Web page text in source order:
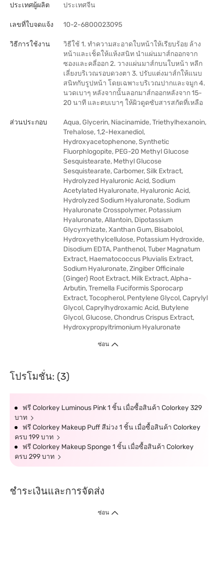
ประเทศผู้ผลิต ประเทศจีน
เลขที่ใบจดแจ้ง 10-2-6800023095
วิธีการใช้งาน
วิธีใช้ 1. ทำความสะอาดใบหน้าให้เรียบร้อย ล้าง
หน้าและเช็ดให้แห้งสนิท นำแผ่นมาส์กออกจาก
ซองและคลี่ออก 2. วางแผ่นมาส์กบนใบหน้า หลีก
เลี่ยงบริเวณรอบดวงตา 3. ปรับแต่งมาส์กให้แนบ
สนิทกับรูปหน้า โดยเฉพาะบริเวณปากและจมูก 4.
นวดเบาๆ หลังจากนั้นลอกมาส์กออกหลังจาก 15-
20 นาที และตบเบาๆ ให้ผิวดูดซับสารสกัดที่เหลือ
ส่วนประกอบ
Aqua, Glycerin, Niacinamide, Triethylhexanoin,
Trehalose, 1,2-Hexanediol,
Hydroxyacetophenone, Synthetic
Fluorphlogopite, PEG-20 Methyl Glucose
Sesquistearate, Methyl Glucose
Sesquistearate, Carbomer, Silk Extract,
Hydrolyzed Hyaluronic Acid, Sodium
Acetylated Hyaluronate, Hyaluronic Acid,
Hydrolyzed Sodium Hyaluronate, Sodium
Hyaluronate Crosspolymer, Potassium
Hyaluronate, Allantoin, Dipotassium
Glycyrrhizate, Xanthan Gum, Bisabolol,
Hydroxyethylcellulose, Potassium Hydroxide,
Disodium EDTA, Panthenol, Tuber Magnatum
Extract, Haematococcus Pluvialis Extract,
Sodium Hyaluronate, Zingiber Officinale
(Ginger) Root Extract, Milk Extract, Alpha-
Arbutin, Tremella Fuciformis Sporocarp
Extract, Tocopherol, Pentylene Glycol, Caprylyl
Glycol, Caprylhydroxamic Acid, Butylene
Glycol, Glucose, Chondrus Crispus Extract,
Hydroxypropyltrimonium Hyaluronate
ซ่อน
โปรโมชั่น: (3)
ฟรี Colorkey Luminous Pink 1 ชิ้น เมื่อซื้อสินค้า Colorkey 329
บาท
ฟรี Colorkey Makeup Puff สีม่วง 1 ชิ้น เมื่อซื้อสินค้า Colorkey
ครบ 199 บาท
ฟรี Colorkey Makeup Sponge 1 ชิ้น เมื่อซื้อสินค้า Colorkey
ครบ 299 บาท
ชำระเงินและการจัดส่ง
ซ่อน